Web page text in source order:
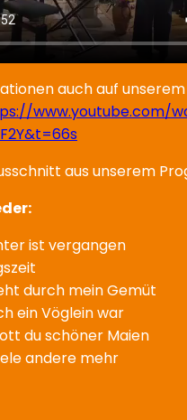
auch auf
www.youtube.com/
aus unserem
ist vergangen
durch mein Gemüt
ein Vöglein war
du schöner Maien
andere mehr